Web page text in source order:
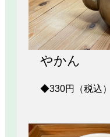
やかん
◆330円（税込）